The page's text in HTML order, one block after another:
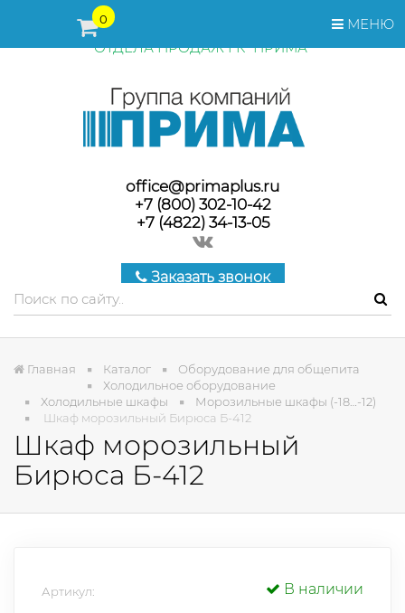
МЕНЮ
0
ПЕРЕД ОФОРМЛЕНИЕМ ЗАКАЗА, СТОИМОСТЬ И СРОКИ
ПОСТАВКИ ТОВАРА УТОЧНЯЙТЕ У МЕНЕДЖЕРОВ
ОТДЕЛА ПРОДАЖ ГК "ПРИМА"
office@primaplus.ru
+7 (800) 302-10-42
+7 (4822) 34-13-05
Заказать звонок
Главная Каталог
Оборудование для общепита
Холодильное оборудование
Холодильные шкафы
Морозильные шкафы (-18…-12)
Шкаф морозильный Бирюса Б-412
Шкаф морозильный
Бирюса Б-412
Артикул: В наличии